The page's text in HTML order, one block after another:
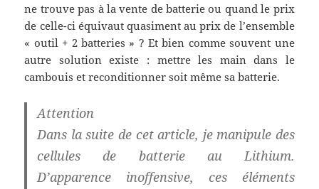
ne trouve pas à la vente de batterie ou quand le prix
de celle-ci équivaut quasiment au prix de l’ensemble
« outil + 2 batteries » ? Et bien comme souvent une
autre solution existe : mettre les main dans le
cambouis et reconditionner soit même sa batterie.
Attention
Dans la suite de cet article, je manipule des
cellules de batterie au Lithium.
D’apparence inoffensive, ces éléments